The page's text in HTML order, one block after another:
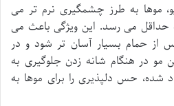
موها به طرز چشمگیری نرم تر می
حداقل می رسد. این ویژگی باعث می
از حمام بسیار آسان تر شود و در
در هنگام شانه زدن جلوگیری به
شده، حس دلپذیری را برای موها به